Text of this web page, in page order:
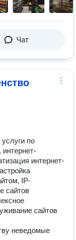
Чат
по
интернет-
интернет-
IP-
сайтов
сайтов
неведомые